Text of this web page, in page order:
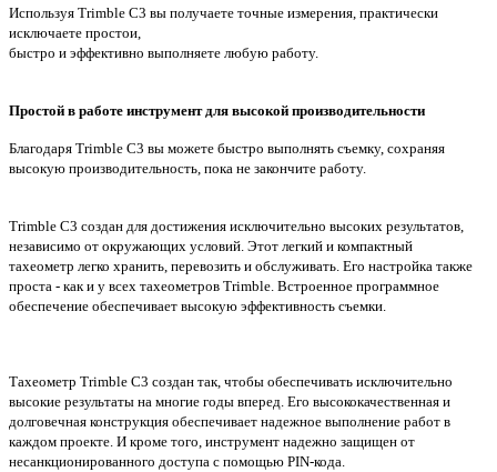
Используя Trimble C3 вы получаете точные измерения, практически
исключаете простои,
быстро и эффективно выполняете любую работу.
Простой в работе инструмент для высокой производительности
Благодаря Trimble C3 вы можете быстро выполнять съемку, сохраняя
высокую производительность, пока не закончите работу.
Trimble C3 создан для достижения исключительно высоких результатов,
независимо от окружающих условий. Этот легкий и компактный
тахеометр легко хранить, перевозить и обслуживать. Его настройка также
проста - как и у всех тахеометров Trimble. Встроенное программное
обеспечение обеспечивает высокую эффективность съемки.
Тахеометр Trimble C3 создан так, чтобы обеспечивать исключительно
высокие результаты на многие годы вперед. Его высококачественная и
долговечная конструкция обеспечивает надежное выполнение работ в
каждом проекте. И кроме того, инструмент надежно защищен от
несанкционированного доступа с помощью PIN‑кода.